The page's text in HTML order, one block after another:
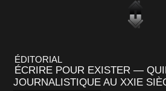
ÉDITORIAL
ÉCRIRE POUR EXISTER —
JOURNALISTIQUE AU XXIE